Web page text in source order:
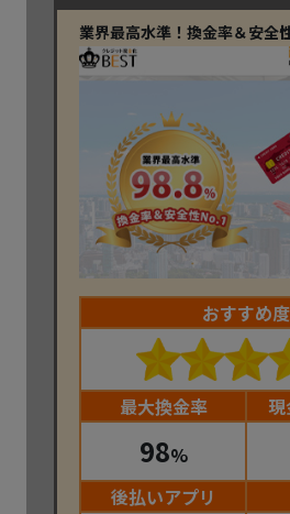
業界最高水準！換金率＆安全
おすすめ度
最大換金率
98%
後払いアプリ